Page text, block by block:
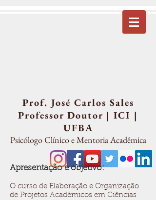
Prof. José Carlos Sales
Professor Doutor | ICI |
UFBA
Psicólogo Clínico e Mentoria Acadêmica
Apresentação e objetivo:
O curso de Elaboração e Organização
de Projetos Acadêmicos em Ciências